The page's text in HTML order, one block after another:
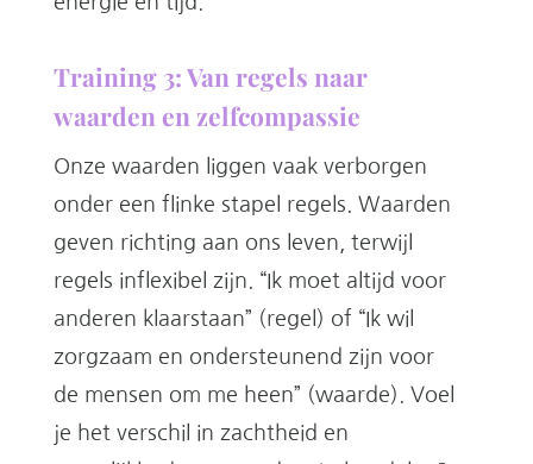
Training 3: Van regels naar
waarden en zelfcompassie
Onze waarden liggen vaak verborgen
onder een flinke stapel regels. Waarden
geven richting aan ons leven, terwijl
regels inflexibel zijn. “Ik moet altijd voor
anderen klaarstaan” (regel) of “Ik wil
zorgzaam en ondersteunend zijn voor
de mensen om me heen” (waarde). Voel
je het verschil in zachtheid en